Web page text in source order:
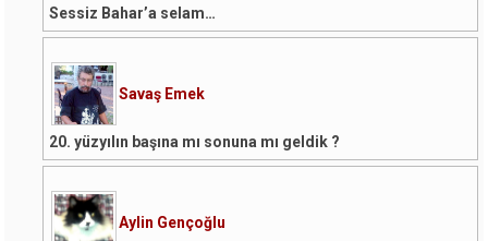
Sessiz Bahar’a selam…
Savaş Emek
20. yüzyılın başına mı sonuna mı geldik ?
Aylin Gençoğlu